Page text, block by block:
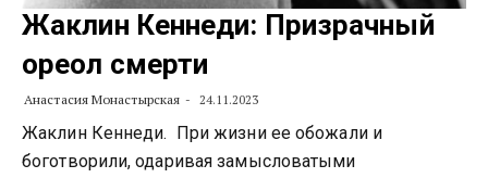
Жаклин Кеннеди: Призрачный
ореол смерти
Анастасия Монастырская 24.11.2023
Жаклин Кеннеди. При жизни ее обожали и
боготворили, одаривая замысловатыми